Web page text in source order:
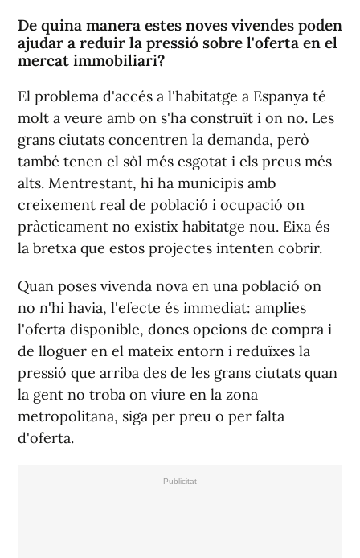
De quina manera estes noves vivendes poden
ajudar a reduir la pressió sobre l'oferta en el
mercat immobiliari?
El problema d'accés a l'habitatge a Espanya té
molt a veure amb on s'ha construït i on no. Les
grans ciutats concentren la demanda, però
també tenen el sòl més esgotat i els preus més
alts. Mentrestant, hi ha municipis amb
creixement real de població i ocupació on
pràcticament no existix habitatge nou. Eixa és
la bretxa que estos projectes intenten cobrir.
Quan poses vivenda nova en una població on
no n'hi havia, l'efecte és immediat: amplies
l'oferta disponible, dones opcions de compra i
de lloguer en el mateix entorn i reduïxes la
pressió que arriba des de les grans ciutats quan
la gent no troba on viure en la zona
metropolitana, siga per preu o per falta
d'oferta.